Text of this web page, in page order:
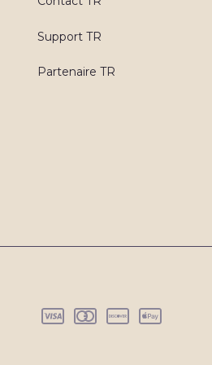
Support TR
Partenaire TR